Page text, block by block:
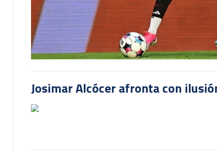
Josimar Alcócer afronta con